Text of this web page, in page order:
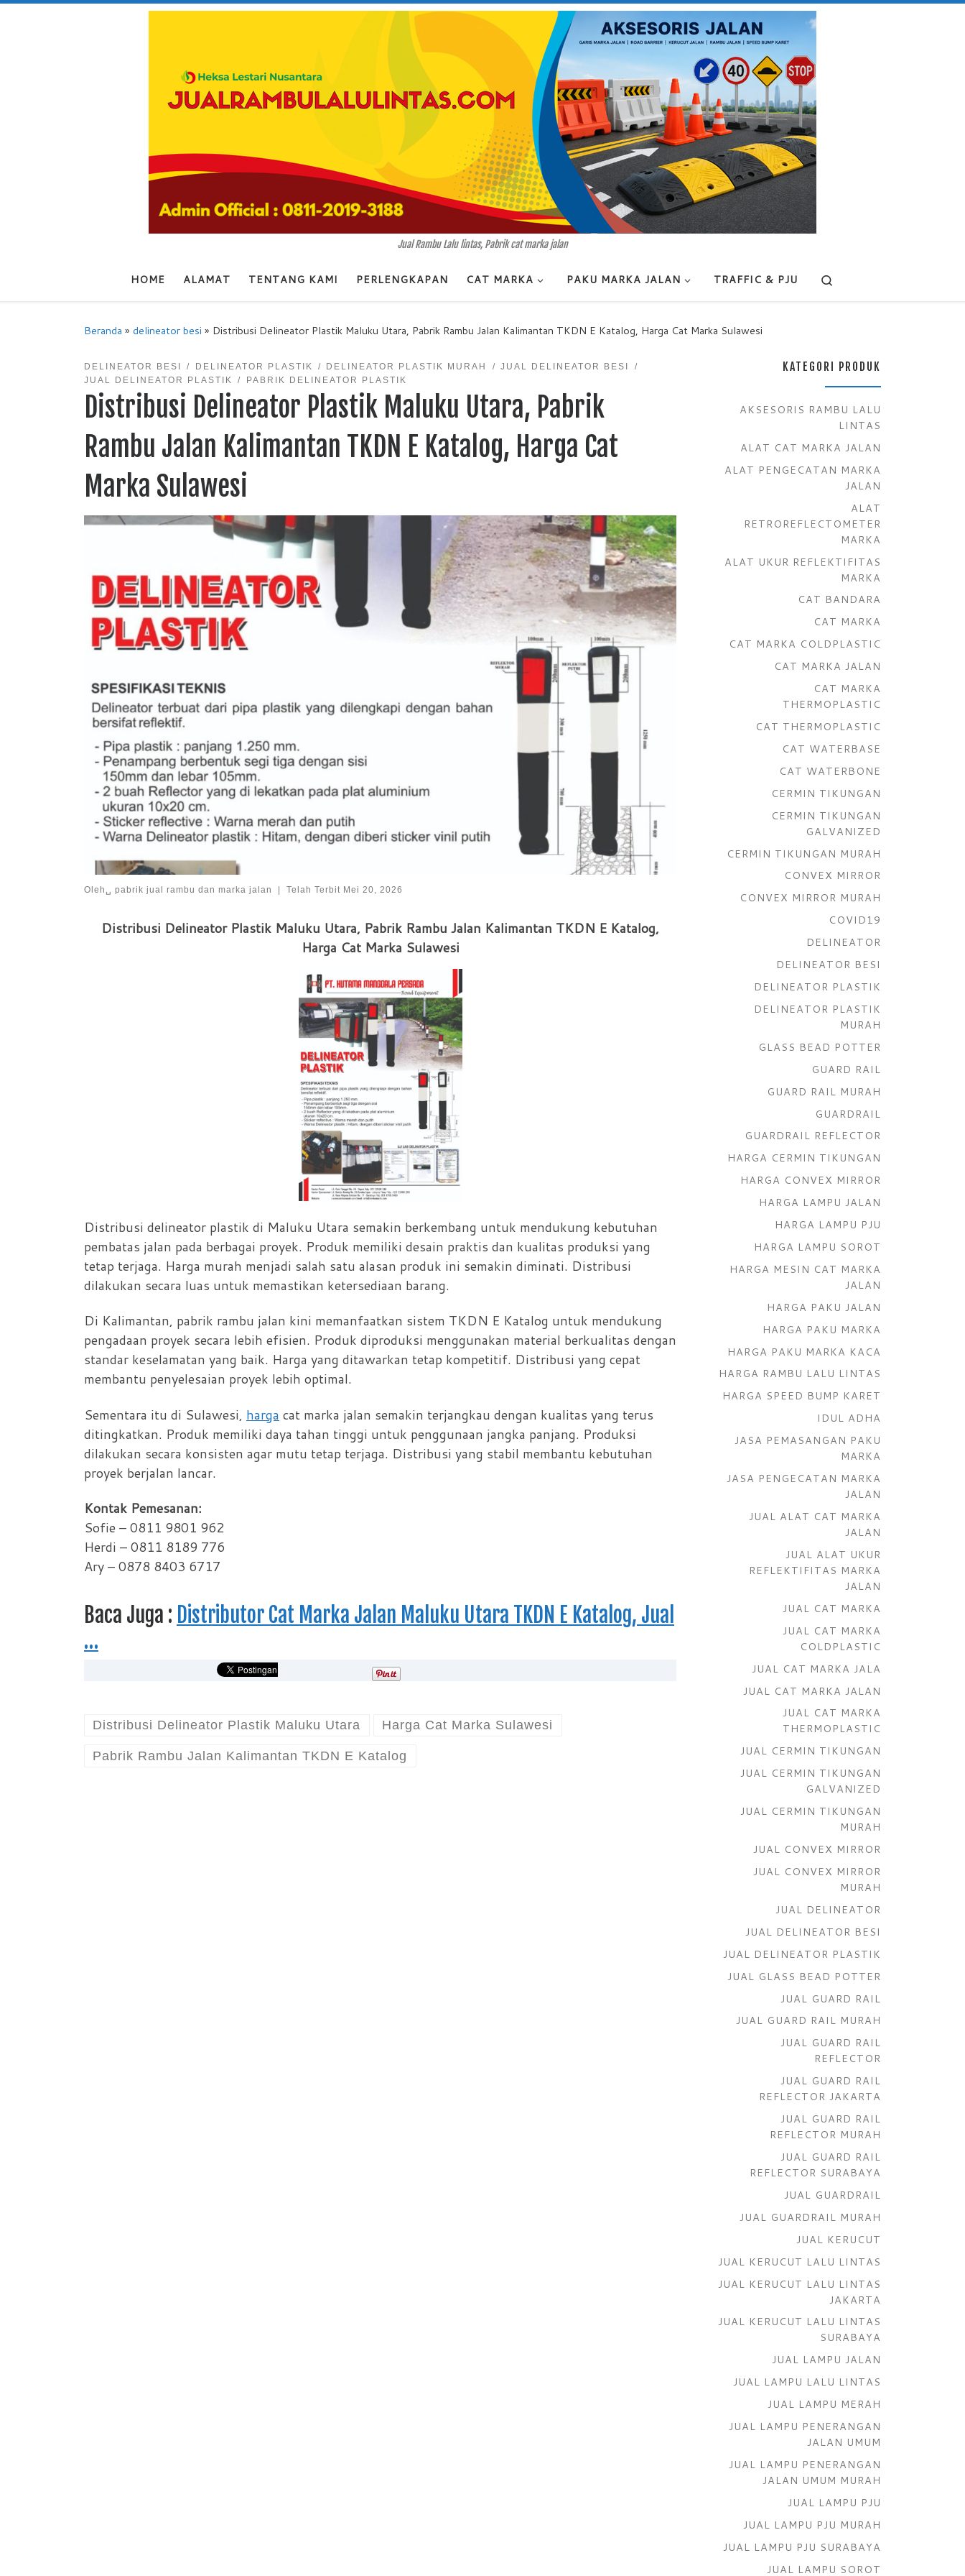
Jual Rambu Lalu lintas, Pabrik cat marka jalan
HOME ALAMAT TENTANG KAMI PERLENGKAPAN CAT MARKA PAKU MARKA JALAN TRAFFIC & PJU
Beranda » delineator besi » Distribusi Delineator Plastik Maluku Utara, Pabrik Rambu Jalan Kalimantan TKDN E Katalog, Harga Cat Marka Sulawesi
DELINEATOR BESI DELINEATOR PLASTIK DELINEATOR PLASTIK MURAH
JUAL DELINEATOR BESI
JUAL DELINEATOR PLASTIK
PABRIK DELINEATOR PLASTIK
Distribusi Delineator Plastik Maluku Utara, Pabrik
Rambu Jalan Kalimantan TKDN E Katalog, Harga Cat
Marka Sulawesi
Oleh␣ pabrik jual rambu dan marka jalan Telah Terbit Mei 20, 2026
Distribusi Delineator Plastik Maluku Utara, Pabrik Rambu Jalan Kalimantan TKDN E Katalog,
Harga Cat Marka Sulawesi
Distribusi delineator plastik di Maluku Utara semakin berkembang untuk mendukung kebutuhan
pembatas jalan pada berbagai proyek. Produk memiliki desain praktis dan kualitas produksi yang
tetap terjaga. Harga murah menjadi salah satu alasan produk ini semakin diminati. Distribusi
dilakukan secara luas untuk memastikan ketersediaan barang.
Di Kalimantan, pabrik rambu jalan kini memanfaatkan sistem TKDN E Katalog untuk mendukung
pengadaan proyek secara lebih efisien. Produk diproduksi menggunakan material berkualitas dengan
standar keselamatan yang baik. Harga yang ditawarkan tetap kompetitif. Distribusi yang cepat
membantu penyelesaian proyek lebih optimal.
Sementara itu di Sulawesi, harga cat marka jalan semakin terjangkau dengan kualitas yang terus
ditingkatkan. Produk memiliki daya tahan tinggi untuk penggunaan jangka panjang. Produksi
dilakukan secara konsisten agar mutu tetap terjaga. Distribusi yang stabil membantu kebutuhan
proyek berjalan lancar.
Kontak Pemesanan:
Sofie – 0811 9801 962
Herdi – 0811 8189 776
Ary – 0878 8403 6717
Baca Juga : Distributor Cat Marka Jalan Maluku Utara TKDN E Katalog, Jual
…
Distribusi Delineator Plastik Maluku Utara Harga Cat Marka Sulawesi
Pabrik Rambu Jalan Kalimantan TKDN E Katalog
KATEGORI PRODUK
AKSESORIS RAMBU LALU
LINTAS
ALAT CAT MARKA JALAN
ALAT PENGECATAN MARKA
JALAN
ALAT
RETROREFLECTOMETER
MARKA
ALAT UKUR REFLEKTIFITAS
MARKA
CAT BANDARA
CAT MARKA
CAT MARKA COLDPLASTIC
CAT MARKA JALAN
CAT MARKA
THERMOPLASTIC
CAT THERMOPLASTIC
CAT WATERBASE
CAT WATERBONE
CERMIN TIKUNGAN
CERMIN TIKUNGAN
GALVANIZED
CERMIN TIKUNGAN MURAH
CONVEX MIRROR
CONVEX MIRROR MURAH
COVID19
DELINEATOR
DELINEATOR BESI
DELINEATOR PLASTIK
DELINEATOR PLASTIK
MURAH
GLASS BEAD POTTER
GUARD RAIL
GUARD RAIL MURAH
GUARDRAIL
GUARDRAIL REFLECTOR
HARGA CERMIN TIKUNGAN
HARGA CONVEX MIRROR
HARGA LAMPU JALAN
HARGA LAMPU PJU
HARGA LAMPU SOROT
HARGA MESIN CAT MARKA
JALAN
HARGA PAKU JALAN
HARGA PAKU MARKA
HARGA PAKU MARKA KACA
HARGA RAMBU LALU LINTAS
HARGA SPEED BUMP KARET
IDUL ADHA
JASA PEMASANGAN PAKU
MARKA
JASA PENGECATAN MARKA
JALAN
JUAL ALAT CAT MARKA
JALAN
JUAL ALAT UKUR
REFLEKTIFITAS MARKA
JALAN
JUAL CAT MARKA
JUAL CAT MARKA
COLDPLASTIC
JUAL CAT MARKA JALA
JUAL CAT MARKA JALAN
JUAL CAT MARKA
THERMOPLASTIC
JUAL CERMIN TIKUNGAN
JUAL CERMIN TIKUNGAN
GALVANIZED
JUAL CERMIN TIKUNGAN
MURAH
JUAL CONVEX MIRROR
JUAL CONVEX MIRROR
MURAH
JUAL DELINEATOR
JUAL DELINEATOR BESI
JUAL DELINEATOR PLASTIK
JUAL GLASS BEAD POTTER
JUAL GUARD RAIL
JUAL GUARD RAIL MURAH
JUAL GUARD RAIL
REFLECTOR
JUAL GUARD RAIL
REFLECTOR JAKARTA
JUAL GUARD RAIL
REFLECTOR MURAH
JUAL GUARD RAIL
REFLECTOR SURABAYA
JUAL GUARDRAIL
JUAL GUARDRAIL MURAH
JUAL KERUCUT
JUAL KERUCUT LALU LINTAS
JUAL KERUCUT LALU LINTAS
JAKARTA
JUAL KERUCUT LALU LINTAS
SURABAYA
JUAL LAMPU JALAN
JUAL LAMPU LALU LINTAS
JUAL LAMPU MERAH
JUAL LAMPU PENERANGAN
JALAN UMUM
JUAL LAMPU PENERANGAN
JALAN UMUM MURAH
JUAL LAMPU PJU
JUAL LAMPU PJU MURAH
JUAL LAMPU PJU SURABAYA
JUAL LAMPU SOROT